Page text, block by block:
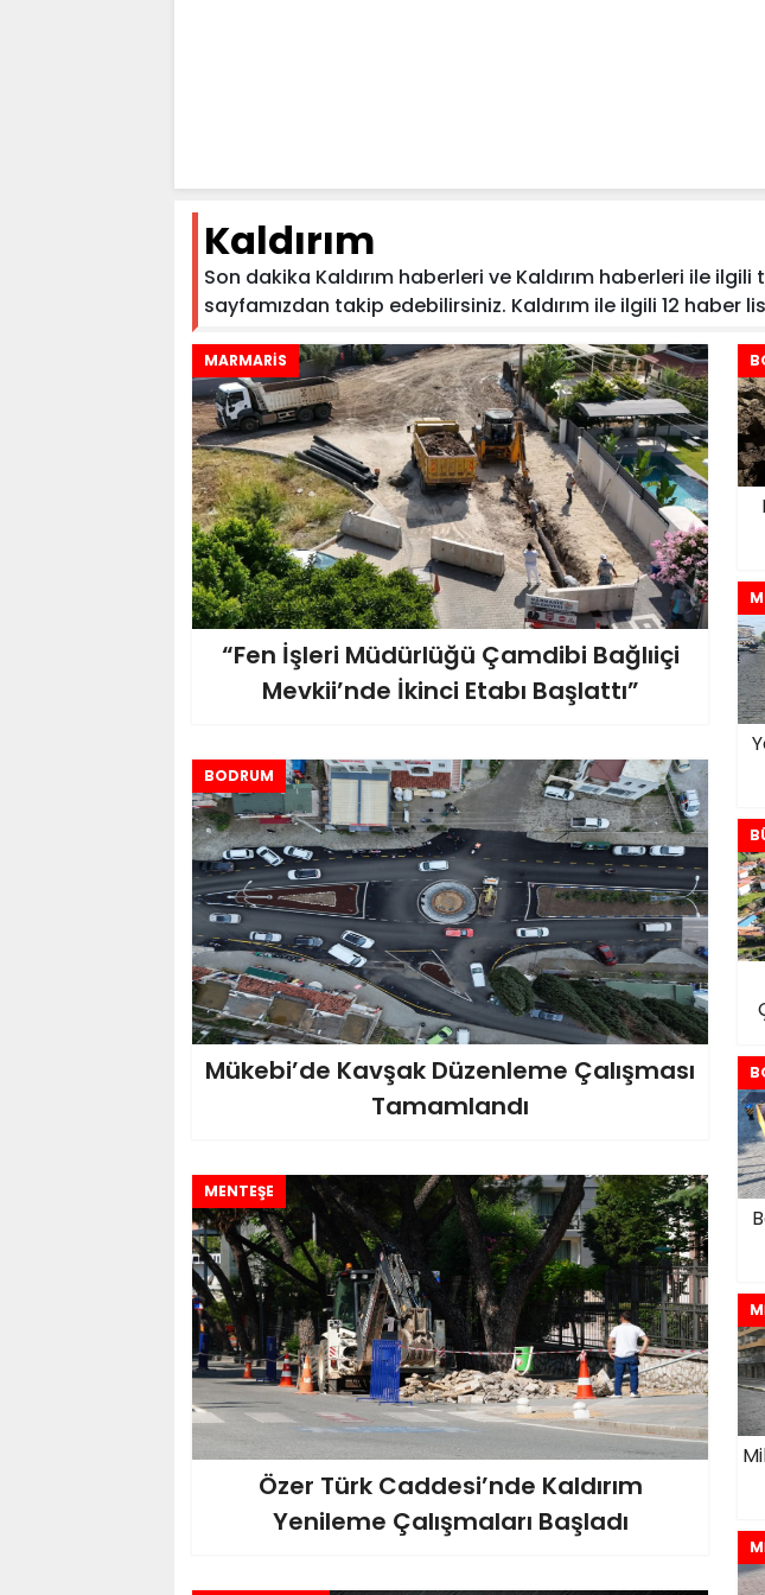
Kaldırım
Son dakika Kaldırım haberleri ve Kaldırım haberleri ile
sayfamızdan takip edebilirsiniz. Kaldırım ile ilgili 12 haber
MARMARİS
“Fen İşleri Müdürlüğü Çamdibi Bağlıiçi
Mevkii’nde İkinci Etabı Başlattı”
BODRUM
Mükebi’de Kavşak Düzenleme Çalışması
Tamamlandı
MENTEŞE
Özer Türk Caddesi’nde Kaldırım
Yenileme Çalışmaları Başladı